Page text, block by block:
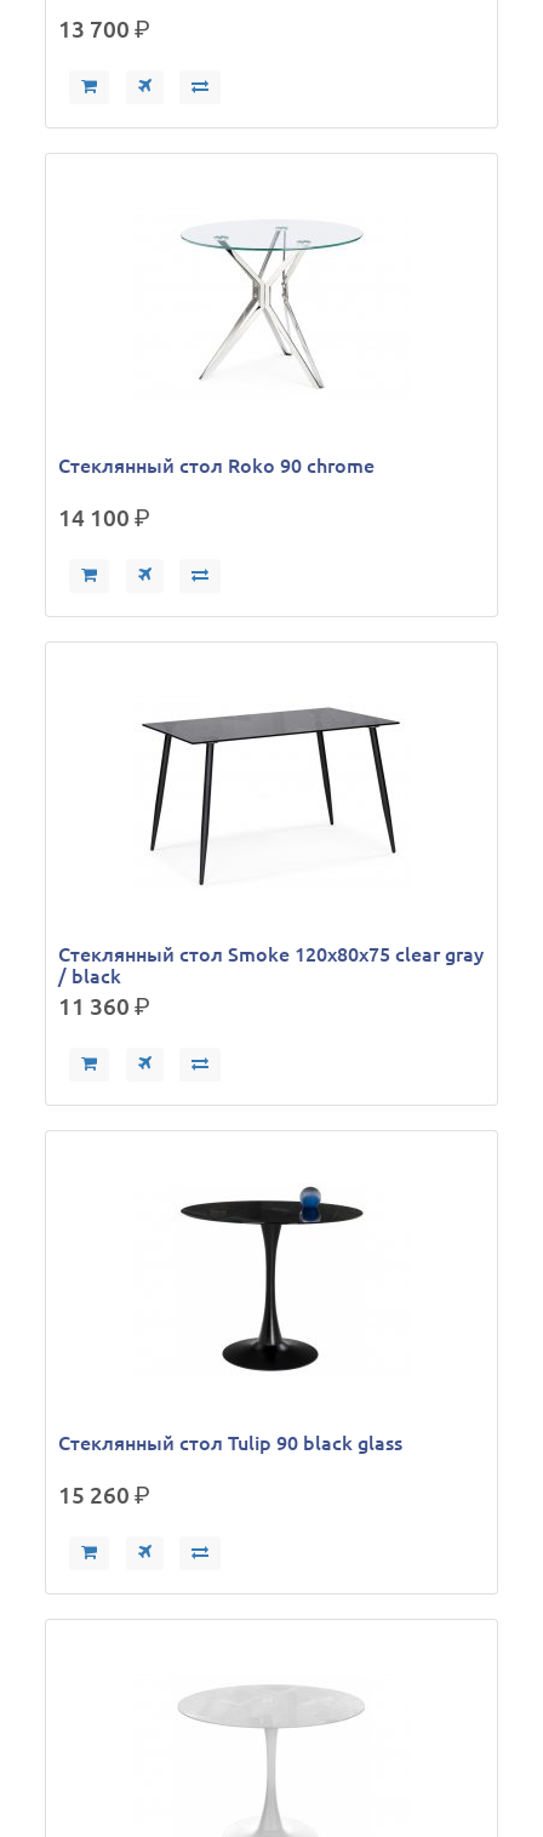
13 700р.
Стеклянный стол Roko 90 chrome
14 100р.
Стеклянный стол Smoke 120х80х75 clear gray
/ black
11 360р.
Стеклянный стол Tulip 90 black glass
15 260р.